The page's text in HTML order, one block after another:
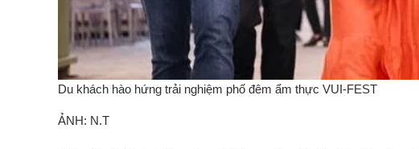
Du khách hào hứng trải nghiệm phố đêm ẩm thực VUI-FEST
ẢNH: N.T